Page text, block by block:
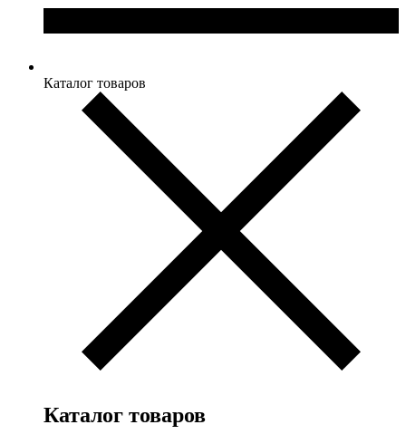
Каталог товаров
Каталог товаров